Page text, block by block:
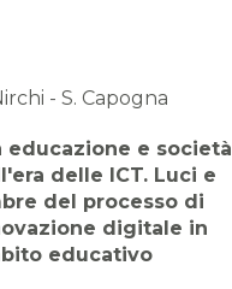
- S. Capogna
educazione e società
delle ICT. Luci e
del processo di
digitale in
educativo